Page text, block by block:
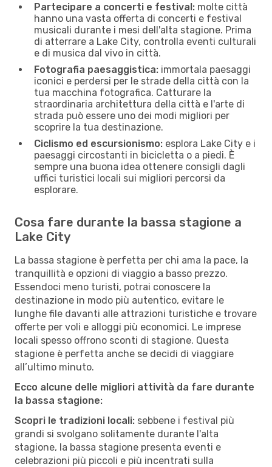
Partecipare a concerti e festival: molte città
hanno una vasta offerta di concerti e festival
musicali durante i mesi dell'alta stagione. Prima
di atterrare a Lake City, controlla eventi culturali
e di musica dal vivo in città.
Fotografia paesaggistica: immortala paesaggi
iconici e perdersi per le strade della città con la
tua macchina fotografica. Catturare la
straordinaria architettura della città e l'arte di
strada può essere uno dei modi migliori per
scoprire la tua destinazione.
Ciclismo ed escursionismo: esplora Lake City e i
paesaggi circostanti in bicicletta o a piedi. È
sempre una buona idea ottenere consigli dagli
uffici turistici locali sui migliori percorsi da
esplorare.
Cosa fare durante la bassa stagione a
Lake City
La bassa stagione è perfetta per chi ama la pace, la
tranquillità e opzioni di viaggio a basso prezzo.
Essendoci meno turisti, potrai conoscere la
destinazione in modo più autentico, evitare le
lunghe file davanti alle attrazioni turistiche e trovare
offerte per voli e alloggi più economici. Le imprese
locali spesso offrono sconti di stagione. Questa
stagione è perfetta anche se decidi di viaggiare
all’ultimo minuto.
Ecco alcune delle migliori attività da fare durante
la bassa stagione:
Scopri le tradizioni locali: sebbene i festival più
grandi si svolgano solitamente durante l'alta
stagione, la bassa stagione presenta eventi e
celebrazioni più piccoli e più incentrati sulla